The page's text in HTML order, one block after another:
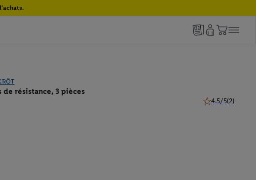
de résistance, 3 pièces
4.5/5(2)